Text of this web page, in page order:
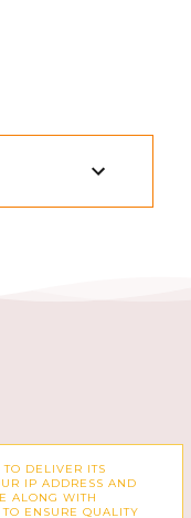
DELIVER ITS
IP ADDRESS AND
ALONG WITH
ENSURE QUALITY